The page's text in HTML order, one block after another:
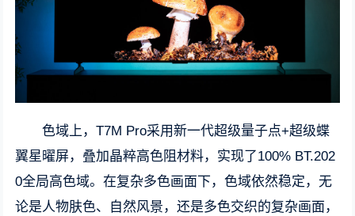
色域上，T7M Pro采用新一代超级量子点+超级蝶
翼星曜屏，叠加晶粹高色阻材料，实现了100% BT.202
0全局高色域。在复杂多色画面下，色域依然稳定，无
论是人物肤色、自然风景，还是多色交织的复杂画面，